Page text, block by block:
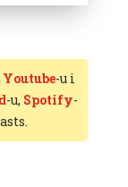
Youtube-u i
-u, Spotify-